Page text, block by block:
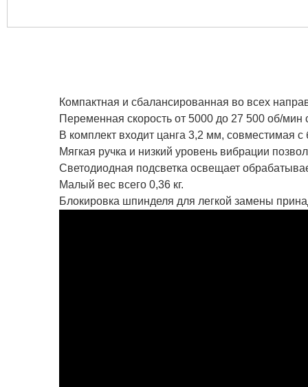
Компактная и сбалансированная во всех
Переменная скорость от 5000 до 27 500 об/мин
В комплект входит цанга 3,2 мм, совместимая
Мягкая ручка и низкий уровень вибрации
Светодиодная подсветка освещает
Малый вес всего 0,36 кг.
Блокировка шпинделя для легкой замены